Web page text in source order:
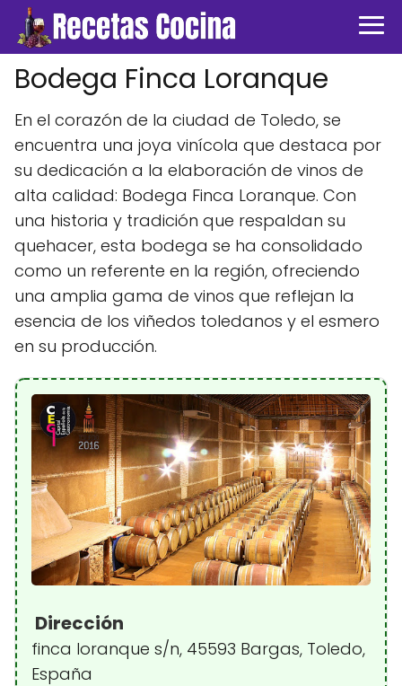
Bodega Finca Loranque
En el corazón de la ciudad de Toledo, se
encuentra una joya vinícola que destaca por
su dedicación a la elaboración de vinos de
alta calidad: Bodega Finca Loranque. Con
una historia y tradición que respaldan su
quehacer, esta bodega se ha consolidado
como un referente en la región, ofreciendo
una amplia gama de vinos que reflejan la
esencia de los viñedos toledanos y el esmero
en su producción.
Dirección
finca loranque s/n, 45593 Bargas, Toledo,
España